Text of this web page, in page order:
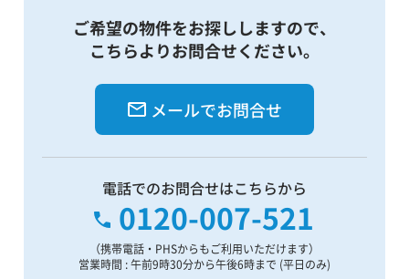
ご希望の物件をお探ししますので、
こちらよりお問合せください。
メールでお問合せ
電話でのお問合せはこちらから
0120-007-521
（携帯電話・PHSからもご利用いただけます）
営業時間 : 午前9時30分から午後6時まで (平日のみ)